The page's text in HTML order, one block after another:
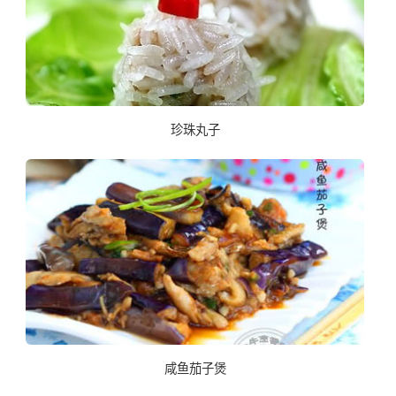
珍珠丸子
咸鱼茄子煲